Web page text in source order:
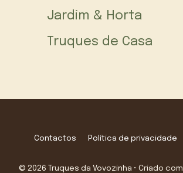
Jardim & Horta
Truques de Casa
Contactos Política de privacidade
© 2026 Truques da Vovozinha • Criado com